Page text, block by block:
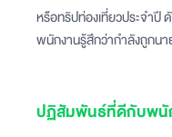
หรือทริปท่องเที่ยวประจำปี
พนักงานรู้สึกว่ากำลังถูกนา
ปฏิสัมพันธ์ที่ดีกับพนั